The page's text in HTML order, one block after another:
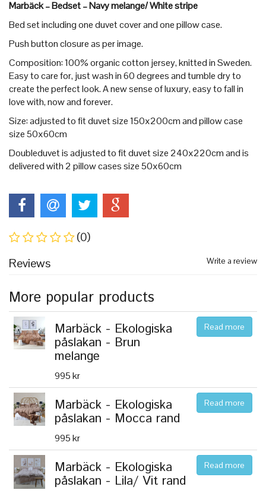
Marbäck – Bedset – Navy melange/ White stripe
Bed set including one duvet cover and one pillow case.
Push button closure as per image.
Composition: 100% organic cotton jersey, knitted in Sweden.
Easy to care for, just wash in 60 degrees and tumble dry to
create the perfect look. A new sense of luxury, easy to fall in
love with, now and forever.
Size: adjusted to fit duvet size 150x200cm and pillow case
size 50x60cm
Doubleduvet is adjusted to fit duvet size 240x220cm and is
delivered with 2 pillow cases size 50x60cm
(0)
Reviews Write a review
More popular products
Marbäck - Ekologiska
påslakan - Brun
melange
995 kr
Read more
Marbäck - Ekologiska
påslakan - Mocca rand
995 kr
Read more
Marbäck - Ekologiska
påslakan - Lila/ Vit rand
Read more